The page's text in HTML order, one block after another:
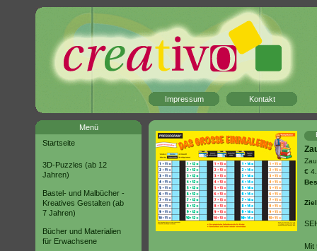
Impressum Kontakt
Menü
Startseite
3D-Puzzles (ab 12
Jahren)
Bastel- und Malbücher -
Kreatives Gestalten (ab
7 Jahren)
Bücher und Materialien
für Erwachsene
€
Mit